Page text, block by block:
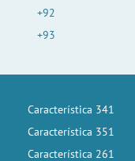
+92
+93
Característica 341
Característica 351
Característica 261